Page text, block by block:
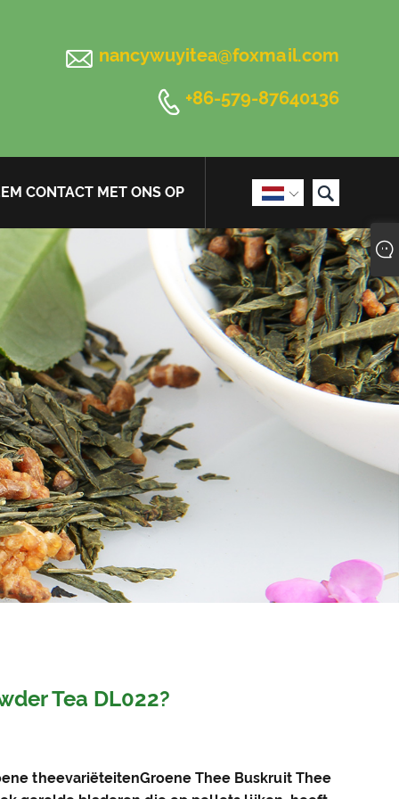
 nancywuyitea@foxmail.com
 +86-579-87640136
 
CONTACT MET ONS OP
Tea DL022?
theevariëteitenGroene Thee Buskruit Thee